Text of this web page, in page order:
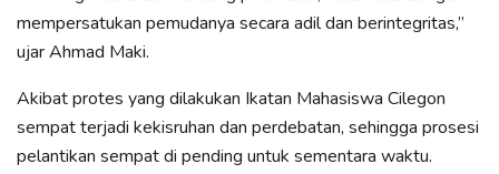
mempersatukan pemudanya secara adil dan berintegritas,”
ujar Ahmad Maki.
Akibat protes yang dilakukan Ikatan Mahasiswa Cilegon
sempat terjadi kekisruhan dan perdebatan, sehingga prosesi
pelantikan sempat di pending untuk sementara waktu.